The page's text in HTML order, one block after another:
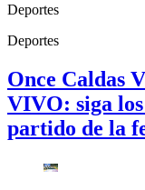
Deportes
Deportes
Once Caldas
VIVO: siga
partido de la